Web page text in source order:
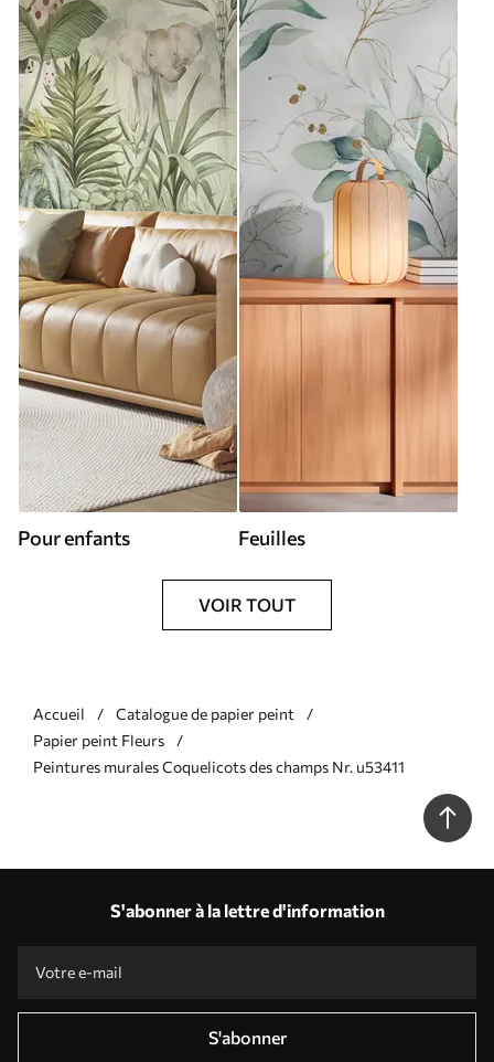
Pour enfants Feuilles
VOIR TOUT
Accueil
Catalogue de papier peint
Papier peint Fleurs
Peintures murales Coquelicots des champs Nr. u53411
S'abonner à la lettre d'information
S'abonner